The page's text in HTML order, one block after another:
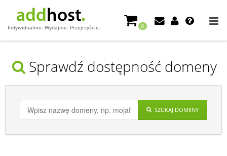
Indywidualnie. Wydajnie. Przejrzyście. 0
Sprawdź dostępność domeny
SZUKAJ DOMENY